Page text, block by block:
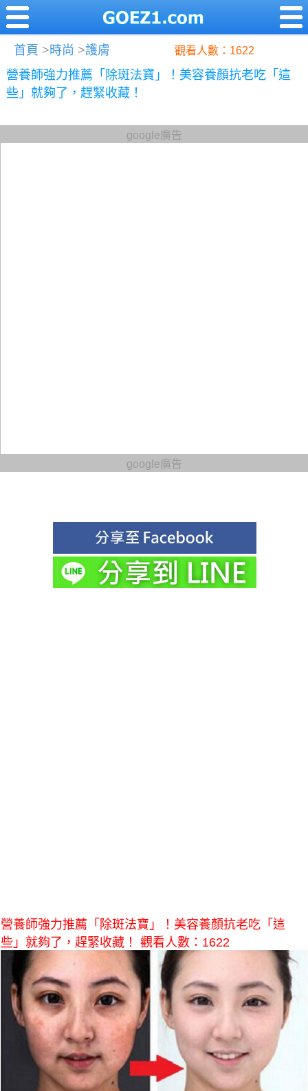
首頁 >時尚 >護膚 觀看人數：1622
營養師強力推薦「除斑法寶」！美容養顏抗老吃「這
些」就夠了，趕緊收藏！
google廣告
google廣告
營養師強力推薦「除斑法寶」！美容養顏抗老吃「這
些」就夠了，趕緊收藏！ 觀看人數：1622